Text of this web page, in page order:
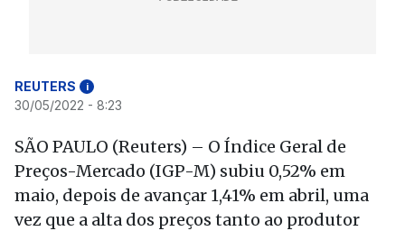
REUTERS i
30/05/2022 - 8:23
SÃO PAULO (Reuters) – O Índice Geral de
Preços-Mercado (IGP-M) subiu 0,52% em
maio, depois de avançar 1,41% em abril, uma
vez que a alta dos preços tanto ao produtor